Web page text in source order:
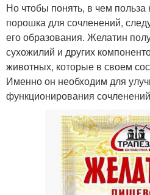
Но чтобы понять, в чем польза
порошка для сочленений,
его образования. Желатин
сухожилий и других
животных, которые в своем
Именно он необходим для
функционирования